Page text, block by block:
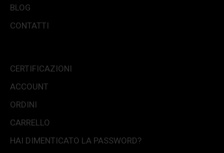
BLOG
CONTATTI
CERTIFICAZIONI
ACCOUNT
ORDINI
CARRELLO
HAI DIMENTICATO LA PASSWORD?